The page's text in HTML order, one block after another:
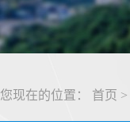
您现在的位置： 首页 >